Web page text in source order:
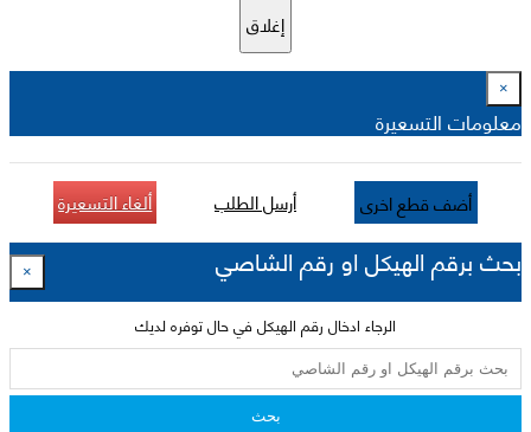
إغلاق
×
معلومات التسعيرة
أضف قطع اخرى أرسل الطلب ألغاء التسعيرة
بحث برقم الهيكل او رقم الشاصي ×
الرجاء ادخال رقم الهيكل في حال توفره لديك
بحث